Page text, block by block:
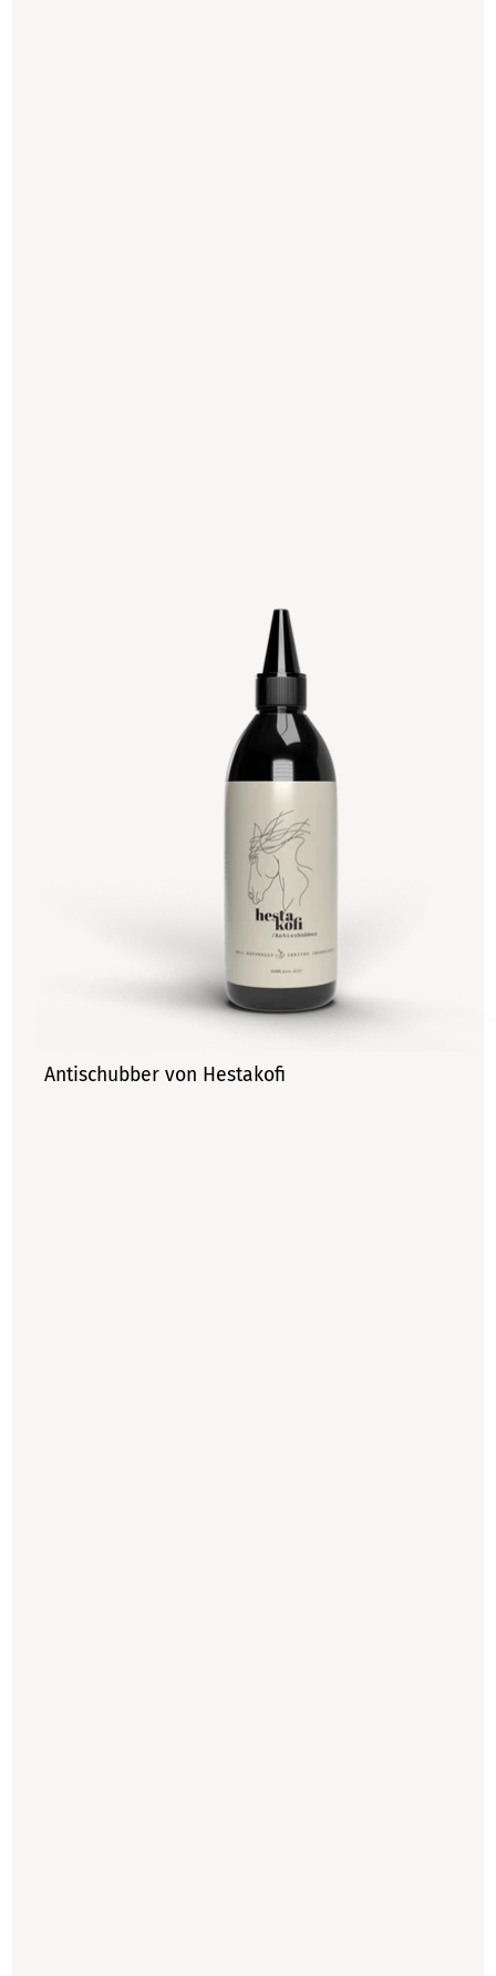
Antischubber von Hestakofi